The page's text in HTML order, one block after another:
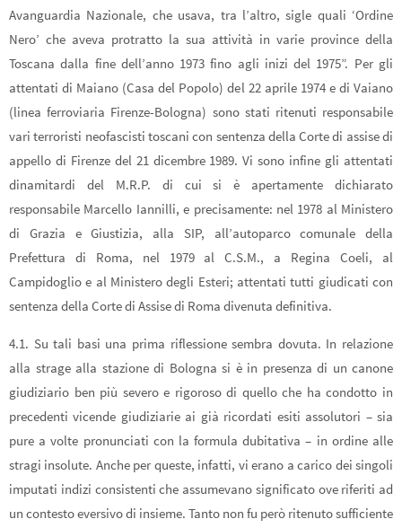
Avanguardia Nazionale, che usava, tra l’altro, sigle quali ‘Ordine
Nero’ che aveva protratto la sua attività in varie province della
Toscana dalla fine dell’anno 1973 fino agli inizi del 1975”. Per gli
attentati di Maiano (Casa del Popolo) del 22 aprile 1974 e di Vaiano
(linea ferroviaria Firenze-Bologna) sono stati ritenuti responsabile
vari terroristi neofascisti toscani con sentenza della Corte di assise di
appello di Firenze del 21 dicembre 1989. Vi sono infine gli attentati
dinamitardi del M.R.P. di cui si è apertamente dichiarato
responsabile Marcello Iannilli, e precisamente: nel 1978 al Ministero
di Grazia e Giustizia, alla SIP, all’autoparco comunale della
Prefettura di Roma, nel 1979 al C.S.M., a Regina Coeli, al
Campidoglio e al Ministero degli Esteri; attentati tutti giudicati con
sentenza della Corte di Assise di Roma divenuta definitiva.
4.1. Su tali basi una prima riflessione sembra dovuta. In relazione
alla strage alla stazione di Bologna si è in presenza di un canone
giudiziario ben più severo e rigoroso di quello che ha condotto in
precedenti vicende giudiziarie ai già ricordati esiti assolutori – sia
pure a volte pronunciati con la formula dubitativa – in ordine alle
stragi insolute. Anche per queste, infatti, vi erano a carico dei singoli
imputati indizi consistenti che assumevano significato ove riferiti ad
un contesto eversivo di insieme. Tanto non fu però ritenuto sufficiente